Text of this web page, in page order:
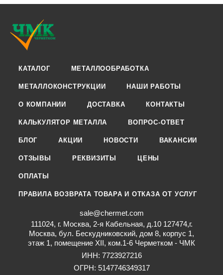
КАТАЛОГ МЕТАЛЛООБРАБОТКА
МЕТАЛЛОКОНСТРУКЦИИ НАШИ РАБОТЫ
О КОМПАНИИ ДОСТАВКА КОНТАКТЫ
КАЛЬКУЛЯТОР МЕТАЛЛА ВОПРОС-ОТВЕТ
БЛОГ АКЦИИ НОВОСТИ ВАКАНСИИ
ОТЗЫВЫ РЕКВИЗИТЫ ЦЕНЫ
ОПЛАТЫ
ПРАВИЛА ВОЗВРАТА ТОВАРА И ОТКАЗА ОТ УСЛУГ
sale@chermet.com
111024, г. Москва, 2-я Кабельная, д.10 127474,г.
Москва, бул. Бескудниковский, дом 8, корпус 1,
этаж 1, помещение XII, ком.1-6 Черметком - ЧМК
ИНН: 7723927216
ОГРН: 5147746349317